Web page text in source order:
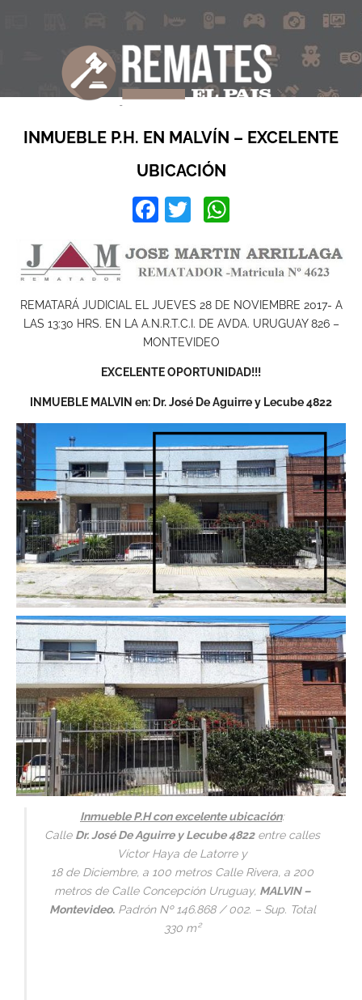
INMUEBLE P.H. EN MALVÍN – EXCELENTE
UBICACIÓN
Facebook
Twitter
REMATARÁ JUDICIAL EL JUEVES 28 DE NOVIEMBRE 2017- A
LAS 13:30 HRS. EN LA A.N.R.T.C.I. DE AVDA. URUGUAY 826 –
MONTEVIDEO
EXCELENTE OPORTUNIDAD!!!
INMUEBLE MALVIN en: Dr. José De Aguirre y Lecube 4822
Inmueble P.H con excelente ubicación:
Calle Dr. José De Aguirre y Lecube 4822entre calles
Víctor Haya de Latorre y
18 de Diciembre, a 100 metros Calle Rivera, a 200
metros de Calle Concepción Uruguay, MALVIN –
Montevideo.Padrón Nº 146.868 / 002. – Sup. Total
330 m²